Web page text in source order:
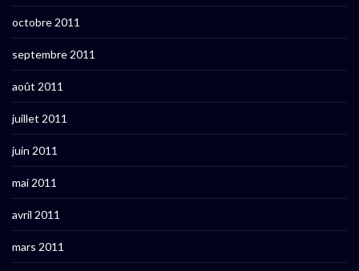
octobre 2011
septembre 2011
août 2011
juillet 2011
juin 2011
mai 2011
avril 2011
mars 2011